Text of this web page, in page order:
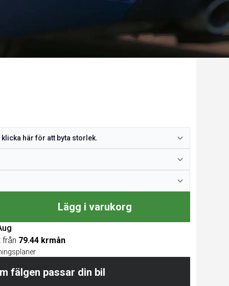
Lägg i varukorg
från 79.44 krmån
fälgen passar din bil